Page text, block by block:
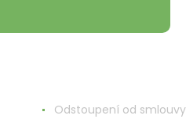
Odstoupení od smlouvy